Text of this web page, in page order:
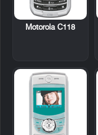
Motorola C118